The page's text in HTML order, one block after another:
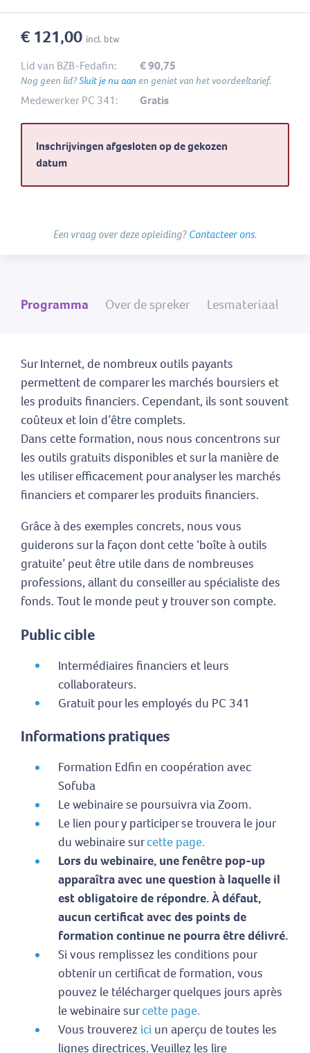
€ 121,00 incl. btw
Lid van BZB-Fedafin: € 90,75
Nog geen lid?Sluit je nu aan en geniet van het voordeeltarief.
Medewerker PC 341: Gratis
Inschrijvingen afgesloten op de gekozen
datum
Een vraag over deze opleiding?Contacteer ons.
Programma Over de spreker Lesmateriaal
Sur Internet, de nombreux outils payants
permettent de comparer les marchés boursiers et
les produits financiers. Cependant, ils sont souvent
coûteux et loin d’être complets.
Dans cette formation, nous nous concentrons sur
les outils gratuits disponibles et sur la manière de
les utiliser efficacement pour analyser les marchés
financiers et comparer les produits financiers.
Grâce à des exemples concrets, nous vous
guiderons sur la façon dont cette ‘boîte à outils
gratuite’ peut être utile dans de nombreuses
professions, allant du conseiller au spécialiste des
fonds. Tout le monde peut y trouver son compte.
Public cible
Intermédiaires financiers et leurs
collaborateurs.
Gratuit pour les employés du PC 341
Informations pratiques
Formation Edfin en coopération avec
Sofuba
Le webinaire se poursuivra via Zoom.
Le lien pour y participer se trouvera le jour
du webinaire surcette page.
Lors du webinaire, une fenêtre pop-up
apparaîtra avec une question à laquelle il
est obligatoire de répondre. À défaut,
aucun certificat avec des points de
formation continue ne pourra être délivré.
Si vous remplissez les conditions pour
obtenir un certificat de formation, vous
pouvez le télécharger quelques jours après
le webinaire surcette page.
Vous trouverez ici un aperçu de toutes les
lignes directrices. Veuillez les lire